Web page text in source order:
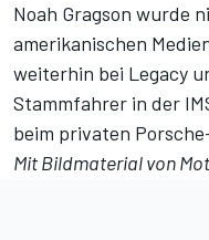
Noah Gragson wurde
amerikanischen
weiterhin bei Legacy
Stammfahrer in der
beim privaten
Mit Bildmaterial von